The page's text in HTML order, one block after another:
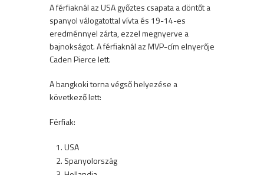
A férfiaknál az USA győztes csapata a döntőt a
spanyol válogatottal vívta és 19-14-es
eredménnyel zárta, ezzel megnyerve a
bajnokságot. A férfiaknál az MVP-cím elnyerője
Caden Pierce lett.
A bangkoki torna végső helyezése a
következő lett:
Férfiak:
USA
Spanyolország